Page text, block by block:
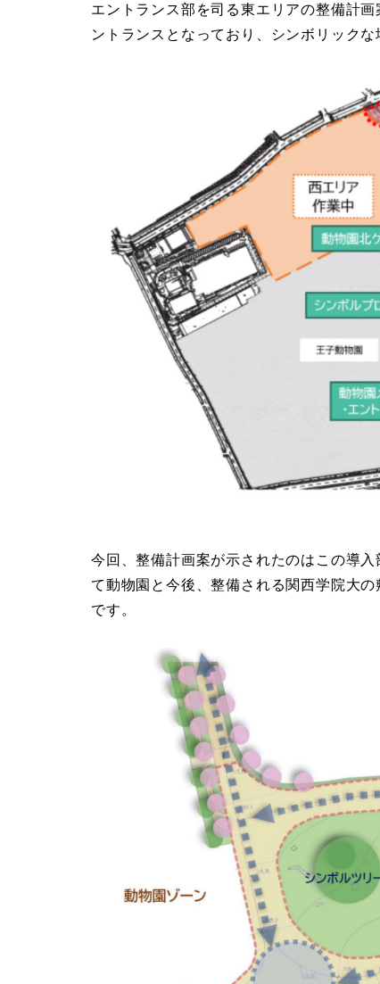
エントランス部を司る東エリアの整備計
ントランスとなっており、シンボリック
今回、整備計画案が示されたのはこの導
て動物園と今後、整備される関西学院大
です。